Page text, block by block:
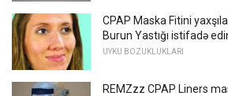
CPAP Maska Fitini
Burun Yastığı istifadə
UYKU BOZUKLUKLARI
REMZzz CPAP Liners